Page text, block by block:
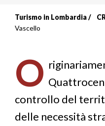
Briciole
pane
Turismo in Lombardia
Vascello
O
controllo del
delle necessità